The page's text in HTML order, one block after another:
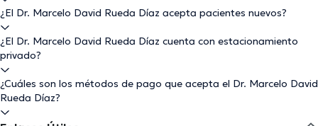
¿El Dr. Marcelo David Rueda Díaz acepta pacientes nuevos?
¿El Dr. Marcelo David Rueda Díaz cuenta con estacionamiento
privado?
¿Cuáles son los métodos de pago que acepta el Dr. Marcelo David
Rueda Díaz?